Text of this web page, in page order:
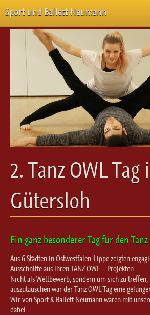
Sport und Ballett Neumann
Start
Neuigkeiten
Über Uns
Veranstaltungen
Emotion Pur
Meisterschaften
Projekte
Vorstellungen
Workshops
Galerie
Kontakt
Videos
Kreative Früherziehung / Kinderballett
Modern / Jazz / Contemporary
Steptanz
Urban Dance
2. Tanz OWL Tag
Gütersloh
Ein ganz besonderer Tag für den
Aus 6 Städten in Ostwestfalen-Lippe zeigten
Ausschnitte aus ihren TANZ OWL – Projekten.
Nicht als Wettbewerb, sondern um sich zu
auszutauschen war der Tanz OWL Tag eine
Wir von Sport & Ballett Neumann waren mit
dabei.